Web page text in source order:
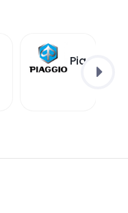
Piaggio